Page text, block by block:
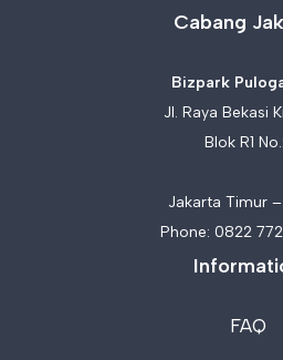
Cabang
Bizpark
Jl. Raya Bekasi
Blok R1
Jakarta Timur –
Phone: 0822
FAQ